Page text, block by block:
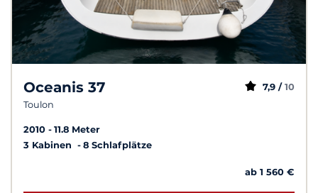
Oceanis 37
Toulon
7,9 / 10
2010
11.8 Meter
3 Kabinen
8 Schlafplätze
ab 1 560 €